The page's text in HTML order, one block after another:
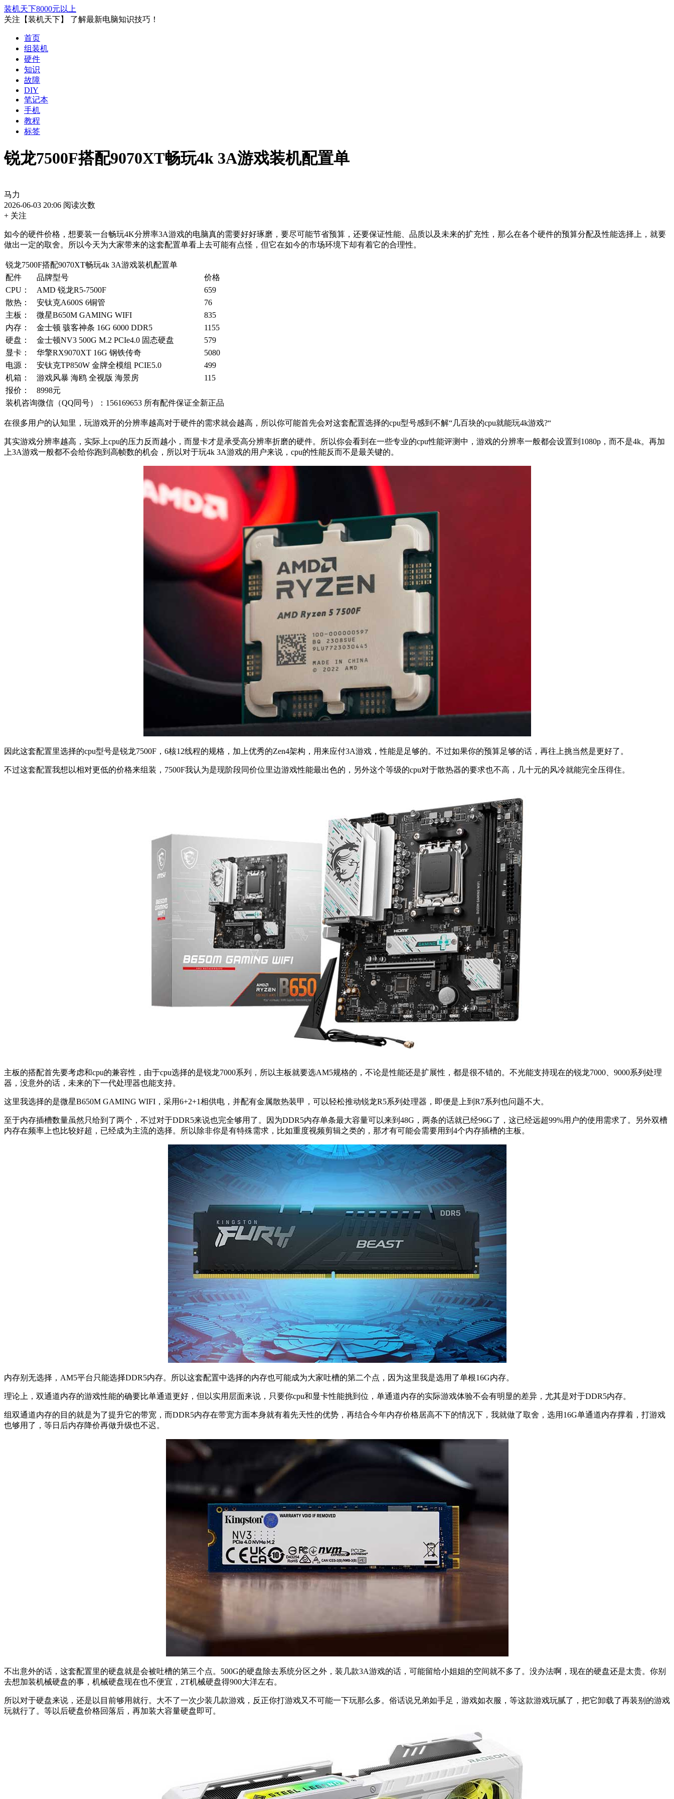
装机天下8000元以上
关注【装机天下】 了解最新电脑知识技巧！
首页
组装机
硬件
知识
故障
DIY
笔记本
手机
教程
标签
锐龙7500F搭配9070XT畅玩4k 3A游戏装机配置单
马力
2026-06-03 20:06 阅读次数
+ 关注
如今的硬件价格，想要装一台畅玩4K分辨率3A游戏的电脑真的需要好好琢磨，要尽可能节省预算，还要保证性能、品质以及未来的扩充性，那么在各个硬件的预算分配及性能选择上，就要
做出一定的取舍。所以今天为大家带来的这套配置单看上去可能有点怪，但它在如今的市场环境下却有着它的合理性。
锐龙7500F搭配9070XT畅玩4k 3A游戏装机配置单
配件
品牌型号
价格
CPU：
AMD 锐龙R5-7500F
659
散热：
安钛克A600S 6铜管
76
主板：
微星B650M GAMING WIFI
835
内存：
金士顿 骇客神条 16G 6000 DDR5
1155
硬盘：
金士顿NV3 500G M.2 PCIe4.0 固态硬盘
579
显卡：
华擎RX9070XT 16G 钢铁传奇
5080
电源：
安钛克TP850W 金牌全模组 PCIE5.0
499
机箱：
游戏风暴 海鸥 全视版 海景房
115
报价：
8998元
装机咨询微信（QQ同号）：156169653 所有配件保证全新正品
在很多用户的认知里，玩游戏开的分辨率越高对于硬件的需求就会越高，所以你可能首先会对这套配置选择的cpu型号感到不解“几百块的cpu就能玩4k游戏?“
其实游戏分辨率越高，实际上cpu的压力反而越小，而显卡才是承受高分辨率折磨的硬件。所以你会看到在一些专业的cpu性能评测中，游戏的分辨率一般都会设置到1080p，而不是4k。再加
上3A游戏一般都不会给你跑到高帧数的机会，所以对于玩4k 3A游戏的用户来说，cpu的性能反而不是最关键的。
因此这套配置里选择的cpu型号是锐龙7500F，6核12线程的规格，加上优秀的Zen4架构，用来应付3A游戏，性能是足够的。不过如果你的预算足够的话，再往上挑当然是更好了。
不过这套配置我想以相对更低的价格来组装，7500F我认为是现阶段同价位里边游戏性能最出色的，另外这个等级的cpu对于散热器的要求也不高，几十元的风冷就能完全压得住。
主板的搭配首先要考虑和cpu的兼容性，由于cpu选择的是锐龙7000系列，所以主板就要选AM5规格的，不论是性能还是扩展性，都是很不错的。不光能支持现在的锐龙7000、9000系列处理
器，没意外的话，未来的下一代处理器也能支持。
这里我选择的是微星B650M GAMING WIFI，采用6+2+1相供电，并配有金属散热装甲，可以轻松推动锐龙R5系列处理器，即便是上到R7系列也问题不大。
至于内存插槽数量虽然只给到了两个，不过对于DDR5来说也完全够用了。因为DDR5内存单条最大容量可以来到48G，两条的话就已经96G了，这已经远超99%用户的使用需求了。另外双槽
内存在频率上也比较好超，已经成为主流的选择。所以除非你是有特殊需求，比如重度视频剪辑之类的，那才有可能会需要用到4个内存插槽的主板。
内存别无选择，AM5平台只能选择DDR5内存。所以这套配置中选择的内存也可能成为大家吐槽的第二个点，因为这里我是选用了单根16G内存。
理论上，双通道内存的游戏性能的确要比单通道更好，但以实用层面来说，只要你cpu和显卡性能挑到位，单通道内存的实际游戏体验不会有明显的差异，尤其是对于DDR5内存。
组双通道内存的目的就是为了提升它的带宽，而DDR5内存在带宽方面本身就有着先天性的优势，再结合今年内存价格居高不下的情况下，我就做了取舍，选用16G单通道内存撑着，打游戏
也够用了，等日后内存降价再做升级也不迟。
不出意外的话，这套配置里的硬盘就是会被吐槽的第三个点。500G的硬盘除去系统分区之外，装几款3A游戏的话，可能留给小姐姐的空间就不多了。没办法啊，现在的硬盘还是太贵。你别
去想加装机械硬盘的事，机械硬盘现在也不便宜，2T机械硬盘得900大洋左右。
所以对于硬盘来说，还是以目前够用就行。大不了一次少装几款游戏，反正你打游戏又不可能一下玩那么多。俗话说兄弟如手足，游戏如衣服，等这款游戏玩腻了，把它卸载了再装别的游戏
玩就行了。等以后硬盘价格回落后，再加装大容量硬盘即可。